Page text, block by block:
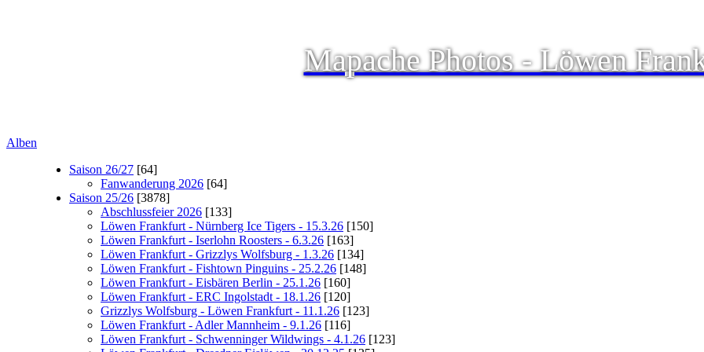
Mapache Photos - Löwen
Alben
Saison 26/27 [64]
Fanwanderung 2026 [64]
Saison 25/26 [3878]
Abschlussfeier 2026 [133]
Löwen Frankfurt - Nürnberg Ice Tigers - 15.3.26 [150]
Löwen Frankfurt - Iserlohn Roosters - 6.3.26 [163]
Löwen Frankfurt - Grizzlys Wolfsburg - 1.3.26 [134]
Löwen Frankfurt - Fishtown Pinguins - 25.2.26 [148]
Löwen Frankfurt - Eisbären Berlin - 25.1.26 [160]
Löwen Frankfurt - ERC Ingolstadt - 18.1.26 [120]
Grizzlys Wolfsburg - Löwen Frankfurt - 11.1.26 [123]
Löwen Frankfurt - Adler Mannheim - 9.1.26 [116]
Löwen Frankfurt - Schwenninger Wildwings - 4.1.26 [123]